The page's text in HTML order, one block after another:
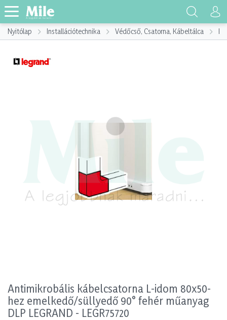
Nyitólap Installációtechnika Védőcső, Csatorna, Kábeltálca
Antimikrobális kábelcsatorna L-idom 80x50-
hez emelkedő/süllyedő 90° fehér műanyag
DLP LEGRAND - LEGR75720